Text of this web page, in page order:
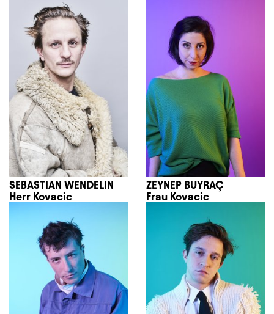
SEBASTIAN WENDELIN
Herr Kovacic
ZEYNEP BUYRAÇ
Frau Kovacic